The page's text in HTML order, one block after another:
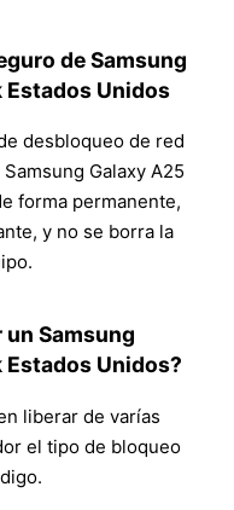
de Samsung
Estados Unidos
desbloqueo de red
Galaxy A25
forma permanente,
y no se borra la
Samsung
Estados Unidos?
liberar de varías
el tipo de bloqueo